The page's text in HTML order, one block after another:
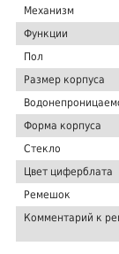
Механизм
Функции
Пол
Размер корпуса
Форма корпуса
Стекло
Цвет циферблата
Ремешок
Комментарий к